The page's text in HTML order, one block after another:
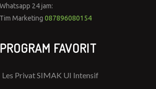
Whatsapp 24 jam:
Tim Marketing 087896080154
PROGRAM FAVORIT
Les Privat SIMAK UI Intensif